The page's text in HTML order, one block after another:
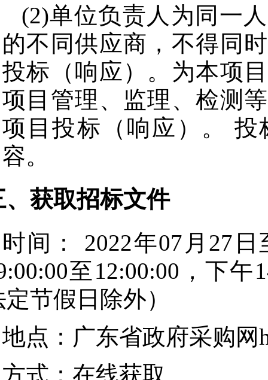
(2)单位负责人为同一
的不同供应商，不得同
投标（响应）。为本项
项目管理、监理、检测
项目投标（响应）。
容。
、获取招标文件
时间：
2022年07月27日
至 12:00:00 ，下午
节假日除外）
地点： 广东省政府采购网
方式： 在线获取